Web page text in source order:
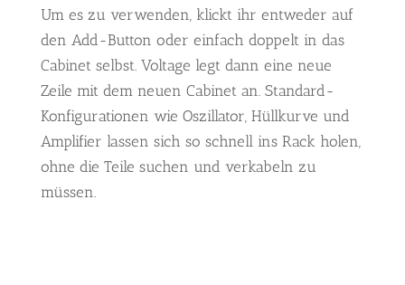
Um es zu verwenden, klickt ihr entweder auf
den Add-Button oder einfach doppelt in das
Cabinet selbst. Voltage legt dann eine neue
Zeile mit dem neuen Cabinet an. Standard-
Konfigurationen wie Oszillator, Hüllkurve und
Amplifier lassen sich so schnell ins Rack holen,
ohne die Teile suchen und verkabeln zu
müssen.